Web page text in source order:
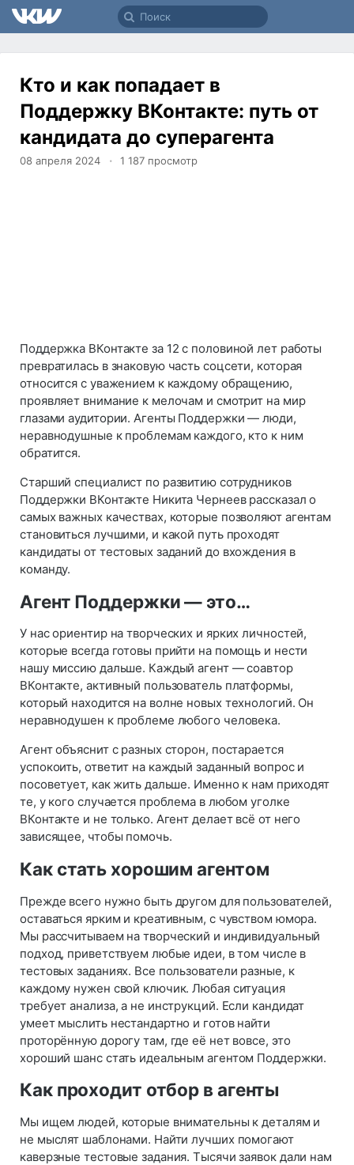
Кто и как попадает в
Поддержку ВКонтакте: путь от
кандидата до суперагента
08 апреля 2024 1 187 просмотр
Поддержка ВКонтакте за 12 с половиной лет работы
превратилась в знаковую часть соцсети, которая
относится с уважением к каждому обращению,
проявляет внимание к мелочам и смотрит на мир
глазами аудитории. Агенты Поддержки — люди,
неравнодушные к проблемам каждого, кто к ним
обратится.
Старший специалист по развитию сотрудников
Поддержки ВКонтакте Никита Чернеев рассказал о
самых важных качествах, которые позволяют агентам
становиться лучшими, и какой путь проходят
кандидаты от тестовых заданий до вхождения в
команду.
Агент Поддержки — это…
У нас ориентир на творческих и ярких личностей,
которые всегда готовы прийти на помощь и нести
нашу миссию дальше. Каждый агент — соавтор
ВКонтакте, активный пользователь платформы,
который находится на волне новых технологий. Он
неравнодушен к проблеме любого человека.
Агент объяснит с разных сторон, постарается
успокоить, ответит на каждый заданный вопрос и
посоветует, как жить дальше. Именно к нам приходят
те, у кого случается проблема в любом уголке
ВКонтакте и не только. Агент делает всё от него
зависящее, чтобы помочь.
Как стать хорошим агентом
Прежде всего нужно быть другом для пользователей,
оставаться ярким и креативным, с чувством юмора.
Мы рассчитываем на творческий и индивидуальный
подход, приветствуем любые идеи, в том числе в
тестовых заданиях. Все пользователи разные, к
каждому нужен свой ключик. Любая ситуация
требует анализа, а не инструкций. Если кандидат
умеет мыслить нестандартно и готов найти
проторённую дорогу там, где её нет вовсе, это
хороший шанс стать идеальным агентом Поддержки.
Как проходит отбор в агенты
Мы ищем людей, которые внимательны к деталям и
не мыслят шаблонами. Найти лучших помогают
каверзные тестовые задания. Тысячи заявок дали нам